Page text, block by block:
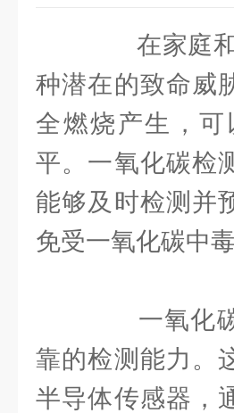
在家庭和
种潜在的致命威
全燃烧产生，
平。一氧化碳检
能够及时检测并
免受一氧化碳中
一氧化碳
靠的检测能力。
半导体传感器，